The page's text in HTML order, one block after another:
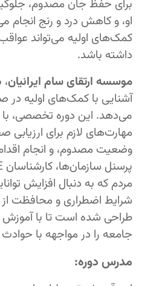
برای حفظ جان مصدوم،
او، و کاهش درد و رنج انجام
کمک‌های اولیه می‌تواند
داشته باشد.
موسسه ارتقای سام ایرانیان
آشنایی با کمک‌های اولیه در
می‌دهد. این دوره تخصصی،
مهارت‌های لازم برای
وضعیت مصدوم، و انجام
مردم که به دنبال افزایش
شرایط اضطراری و محافظت
طراحی شده است تا با آموزش
جامعه را در مواجهه با
مدرس دوره: